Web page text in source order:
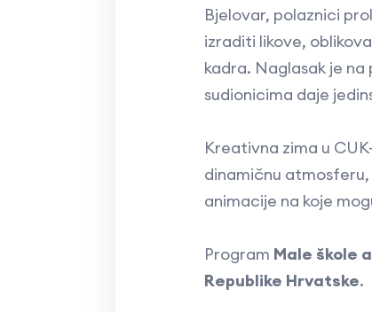
Bjelovar, polaznici
izraditi likove,
kadra. Naglasak je
sudionicima daje
Kreativna zima u
dinamičnu
animacije na koje
Program Male škole
Republike Hrvatske.